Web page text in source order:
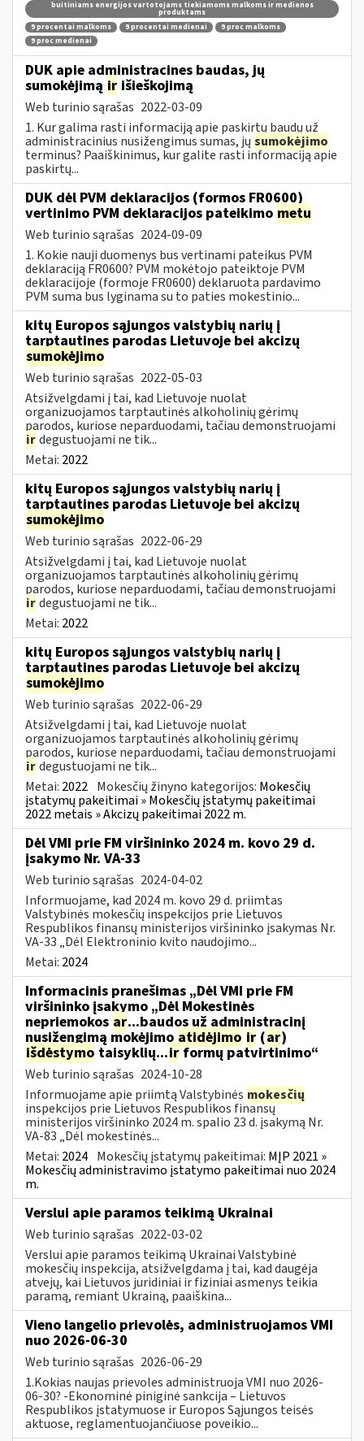
buitiniams energijos vartotojams tiekiamoms malkoms ir medienos
produktams
9 procentai malkoms
9 procentai medienai
9 proc malkoms
9 proc medienai
DUK apie administracines baudas, jų
sumokėjimą ir išieškojimą
Web turinio sąrašas 2022-03-09
1. Kur galima rasti informaciją apie paskirtų baudų už
administracinius nusižengimus sumas, jų sumokėjimo
terminus? Paaiškinimus, kur galite rasti informaciją apie
paskirtų...
DUK dėl PVM deklaracijos (formos FR0600)
vertinimo PVM deklaracijos pateikimo metu
Web turinio sąrašas 2024-09-09
1. Kokie nauji duomenys bus vertinami pateikus PVM
deklaraciją FR0600? PVM mokėtojo pateiktoje PVM
deklaracijoje (formoje FR0600) deklaruota pardavimo
PVM suma bus lyginama su to paties mokestinio...
kitų Europos sąjungos valstybių narių į
tarptautines parodas Lietuvoje bei akcizų
sumokėjimo
Web turinio sąrašas 2022-05-03
Atsižvelgdami į tai, kad Lietuvoje nuolat
organizuojamos tarptautinės alkoholinių gėrimų
parodos, kuriose neparduodami, tačiau demonstruojami
irdegustuojami ne tik...
Metai: 2022
kitų Europos sąjungos valstybių narių į
tarptautines parodas Lietuvoje bei akcizų
sumokėjimo
Web turinio sąrašas 2022-06-29
Atsižvelgdami į tai, kad Lietuvoje nuolat
organizuojamos tarptautinės alkoholinių gėrimų
parodos, kuriose neparduodami, tačiau demonstruojami
irdegustuojami ne tik...
Metai: 2022
kitų Europos sąjungos valstybių narių į
tarptautines parodas Lietuvoje bei akcizų
sumokėjimo
Web turinio sąrašas 2022-06-29
Atsižvelgdami į tai, kad Lietuvoje nuolat
organizuojamos tarptautinės alkoholinių gėrimų
parodos, kuriose neparduodami, tačiau demonstruojami
irdegustuojami ne tik...
Metai: 2022 Mokesčių žinyno kategorijos: Mokesčių
įstatymų pakeitimai » Mokesčių įstatymų pakeitimai
2022 metais » Akcizų pakeitimai 2022 m.
Dėl VMI prie FM viršininko 2024 m. kovo 29 d.
įsakymo Nr. VA-33
Web turinio sąrašas 2024-04-02
Informuojame, kad 2024 m. kovo 29 d. priimtas
Valstybinės mokesčių inspekcijos prie Lietuvos
Respublikos finansų ministerijos viršininko įsakymas Nr.
VA-33 „Dėl Elektroninio kvito naudojimo...
Metai: 2024
Informacinis pranešimas „Dėl VMI prie FM
viršininko įsakymo „Dėl Mokestinės
nepriemokos ar...baudos už administracinį
nusižengimą mokėjimo atidėjimo ir (ar)
išdėstymo taisyklių...irformų patvirtinimo“
Web turinio sąrašas 2024-10-28
Informuojame apie priimtą Valstybinės mokesčių
inspekcijos prie Lietuvos Respublikos finansų
ministerijos viršininko 2024 m. spalio 23 d. įsakymą Nr.
VA-83 „Dėl mokestinės...
Metai: 2024 Mokesčių įstatymų pakeitimai: MĮP 2021 »
Mokesčių administravimo įstatymo pakeitimai nuo 2024
m.
Verslui apie paramos teikimą Ukrainai
Web turinio sąrašas 2022-03-02
Verslui apie paramos teikimą Ukrainai Valstybinė
mokesčių inspekcija, atsižvelgdama į tai, kad daugėja
atvejų, kai Lietuvos juridiniai ir fiziniai asmenys teikia
paramą, remiant Ukrainą, paaiškina...
Vieno langelio prievolės, administruojamos VMI
nuo 2026-06-30
Web turinio sąrašas 2026-06-29
1.Kokias naujas prievoles administruoja VMI nuo 2026-
06-30? -Ekonominė piniginė sankcija – Lietuvos
Respublikos įstatymuose ir Europos Sąjungos teisės
aktuose, reglamentuojančiuose poveikio...